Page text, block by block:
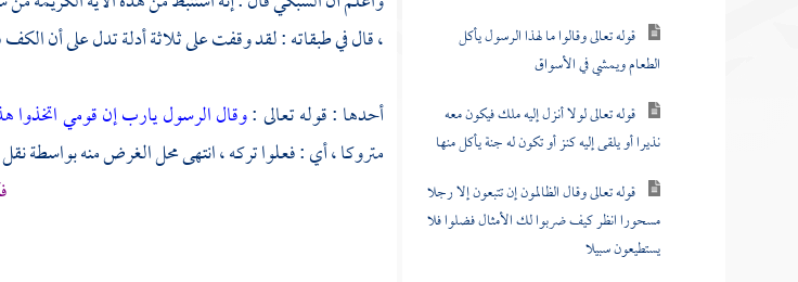
قوله تعالى وقالوا ما لهذا الرسول يأكل
الطعام ويمشي في الأسواق
قوله تعالى لولا أنزل إليه ملك فيكون معه
نذيرا أو يلقى إليه كنز أو تكون له جنة يأكل منها
قوله تعالى وقال الظالمون إن تتبعون إلا رجلا
مسحورا انظر كيف ضربوا لك الأمثال فضلوا فلا
يستطيعون سبيلا
، قال في طبقاته : لقد وقفت على ثلاثة أدلة تدل على أن الكف
أحدها : قوله تعالى :وقال الرسول يارب إن قومي اتخذوا
متروكا ، أي : فعلوا تركه ، انتهى محل الغرض منه بواسطة